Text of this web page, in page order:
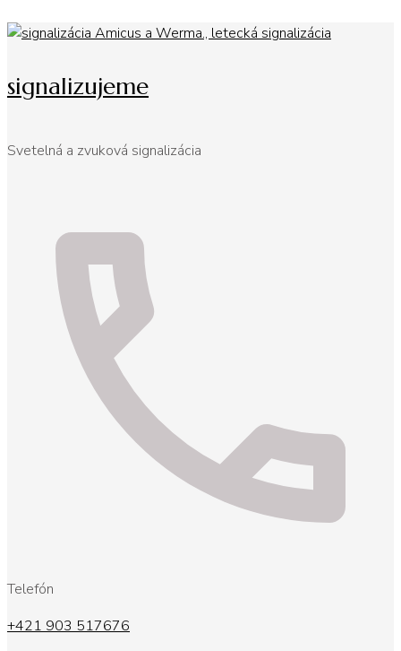
signalizujeme
Svetelná a zvuková signalizácia
Telefón
+421 903 517676